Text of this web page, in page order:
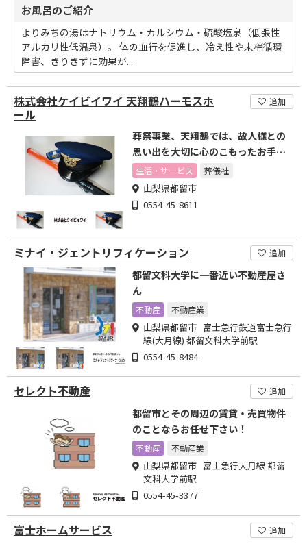
お風呂のご紹介
よりみちの湯はナトリウム・カルシウム・硫酸塩泉（低張性
アルカリ性低温泉）。 体の血行を促進し、冷え性や末梢循環
障害、きりきずに効果が...
株式会社ケイビイワイ 天翔鶴ハーモスホ
ール
追加
葬祭事業、天翔鶴では、故人様との
思い出を大切に心のこもったお手伝
いをいたします。
生活・サービス 葬儀社
山梨県都留市
0554-45-8611
ミナイ・ジェントリフィケーション 追加
都留文科大学に一番近い不動産屋さ
ん
不動産 不動産業
山梨県都留市 富士急行鉄道富士急行
線(大月線) 都留文科大学前駅
0554-45-8484
セレクト不動産 追加
都留市とその周辺の賃貸・売買物件
のことならお任せ下さい！
不動産 不動産業
山梨県都留市 富士急行大月線 都留
文科大学前駅
0554-45-3377
富士ホームサービス 追加